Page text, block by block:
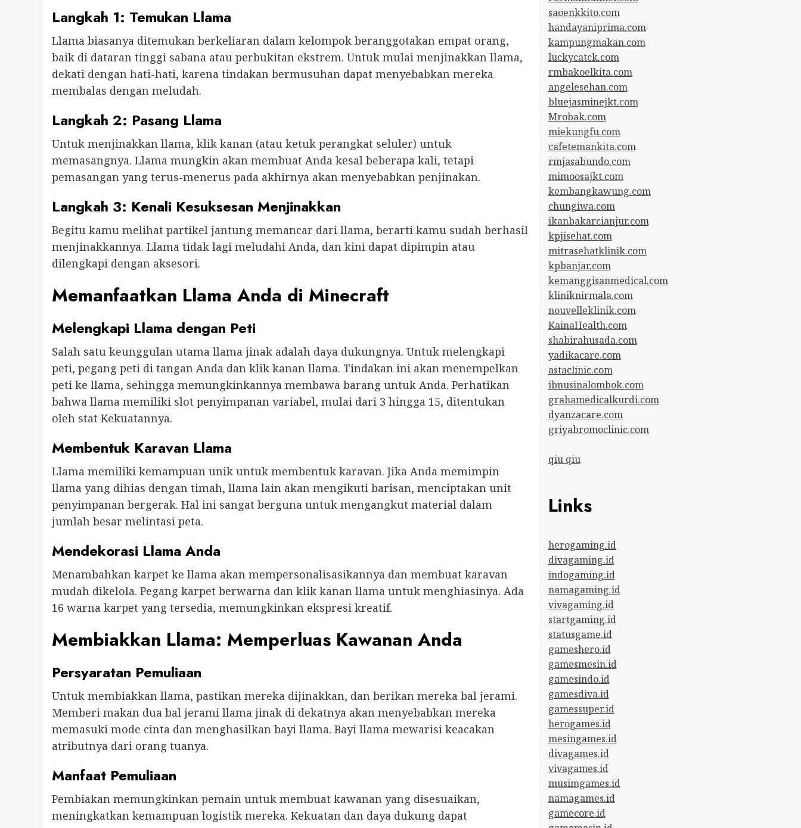
Langkah 1: Temukan Llama
Llama biasanya ditemukan berkeliaran dalam kelompok beranggotakan empat orang,
baik di dataran tinggi sabana atau perbukitan ekstrem. Untuk mulai menjinakkan llama,
dekati dengan hati-hati, karena tindakan bermusuhan dapat menyebabkan mereka
membalas dengan meludah.
Langkah 2: Pasang Llama
Untuk menjinakkan llama, klik kanan (atau ketuk perangkat seluler) untuk
memasangnya. Llama mungkin akan membuat Anda kesal beberapa kali, tetapi
pemasangan yang terus-menerus pada akhirnya akan menyebabkan penjinakan.
Langkah 3: Kenali Kesuksesan Menjinakkan
Begitu kamu melihat partikel jantung memancar dari llama, berarti kamu sudah berhasil
menjinakkannya. Llama tidak lagi meludahi Anda, dan kini dapat dipimpin atau
dilengkapi dengan aksesori.
Memanfaatkan Llama Anda di Minecraft
Melengkapi Llama dengan Peti
Salah satu keunggulan utama llama jinak adalah daya dukungnya. Untuk melengkapi
peti, pegang peti di tangan Anda dan klik kanan llama. Tindakan ini akan menempelkan
peti ke llama, sehingga memungkinkannya membawa barang untuk Anda. Perhatikan
bahwa llama memiliki slot penyimpanan variabel, mulai dari 3 hingga 15, ditentukan
oleh stat Kekuatannya.
Membentuk Karavan Llama
Llama memiliki kemampuan unik untuk membentuk karavan. Jika Anda memimpin
llama yang dihias dengan timah, llama lain akan mengikuti barisan, menciptakan unit
penyimpanan bergerak. Hal ini sangat berguna untuk mengangkut material dalam
jumlah besar melintasi peta.
Mendekorasi Llama Anda
Menambahkan karpet ke llama akan mempersonalisasikannya dan membuat karavan
mudah dikelola. Pegang karpet berwarna dan klik kanan llama untuk menghiasinya. Ada
16 warna karpet yang tersedia, memungkinkan ekspresi kreatif.
Membiakkan Llama: Memperluas Kawanan Anda
Persyaratan Pemuliaan
Untuk membiakkan llama, pastikan mereka dijinakkan, dan berikan mereka bal jerami.
Memberi makan dua bal jerami llama jinak di dekatnya akan menyebabkan mereka
memasuki mode cinta dan menghasilkan bayi llama. Bayi llama mewarisi keacakan
atributnya dari orang tuanya.
Manfaat Pemuliaan
Pembiakan memungkinkan pemain untuk membuat kawanan yang disesuaikan,
meningkatkan kemampuan logistik mereka. Kekuatan dan daya dukung dapat
saoenkkito.com
handayaniprima.com
kampungmakan.com
luckycatck.com
rmbakoelkita.com
angelesehan.com
bluejasminejkt.com
Mrobak.com
miekungfu.com
cafetemankita.com
rmjasabundo.com
mimoosajkt.com
kembangkawung.com
chungiwa.com
ikanbakarcianjur.com
kpjisehat.com
mitrasehatklinik.com
kpbanjar.com
kemanggisanmedical.com
kliniknirmala.com
nouvelleklinik.com
KainaHealth.com
shabirahusada.com
yadikacare.com
astaclinic.com
ibnusinalombok.com
grahamedicalkurdi.com
dyanzacare.com
griyabromoclinic.com
qiu qiu
Links
herogaming.id
divagaming.id
indogaming.id
namagaming.id
vivagaming.id
startgaming.id
statusgame.id
gameshero.id
gamesmesin.id
gamesindo.id
gamesdiva.id
gamessuper.id
herogames.id
mesingames.id
divagames.id
vivagames.id
musimgames.id
namagames.id
gamecore.id